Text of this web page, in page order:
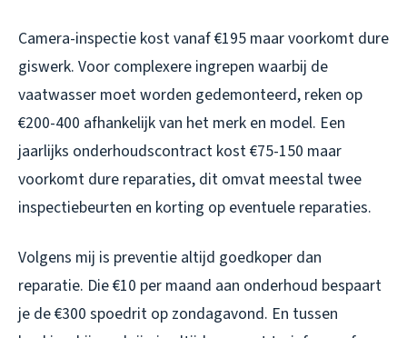
Camera-inspectie kost vanaf €195 maar voorkomt dure
giswerk. Voor complexere ingrepen waarbij de
vaatwasser moet worden gedemonteerd, reken op
€200-400 afhankelijk van het merk en model. Een
jaarlijks onderhoudscontract kost €75-150 maar
voorkomt dure reparaties, dit omvat meestal twee
inspectiebeurten en korting op eventuele reparaties.
Volgens mij is preventie altijd goedkoper dan
reparatie. Die €10 per maand aan onderhoud bespaart
je de €300 spoedrit op zondagavond. En tussen